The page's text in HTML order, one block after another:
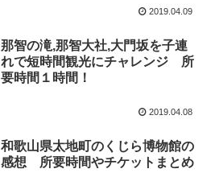
2019.04.09
那智の滝,那智大社,大門坂を子連
れで短時間観光にチャレンジ 所
要時間１時間！
2019.04.08
和歌山県太地町のくじら博物館の
感想 所要時間やチケットまとめ